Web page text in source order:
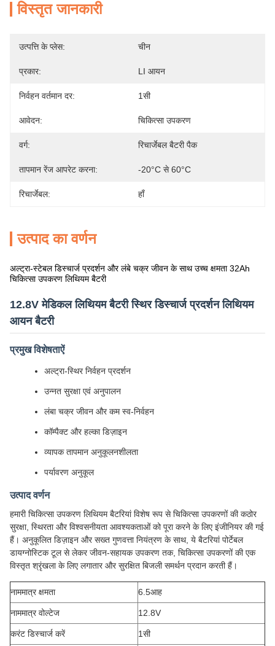
विस्तृत जानकारी
उत्पत्ति के प्लेस: चीन
प्रकार: LI आयन
निर्वहन वर्तमान दर: 1सी
आवेदन: चिकित्सा उपकरण
वर्ग: रिचार्जेबल बैटरी पैक
तापमान रेंज आपरेट करना: -20°C से 60°C
रिचार्जेबल: हाँ
उत्पाद का वर्णन
अल्ट्रा-स्टेबल डिस्चार्ज प्रदर्शन और लंबे चक्र जीवन के साथ उच्च क्षमता 32Ah
चिकित्सा उपकरण लिथियम बैटरी
12.8V मेडिकल लिथियम बैटरी स्थिर डिस्चार्ज प्रदर्शन लिथियम
आयन बैटरी
प्रमुख विशेषताऐं
अल्ट्रा-स्थिर निर्वहन प्रदर्शन
उन्नत सुरक्षा एवं अनुपालन
लंबा चक्र जीवन और कम स्व-निर्वहन
कॉम्पैक्ट और हल्का डिज़ाइन
व्यापक तापमान अनुकूलनशीलता
पर्यावरण अनुकूल
उत्पाद वर्णन
हमारी चिकित्सा उपकरण लिथियम बैटरियां विशेष रूप से चिकित्सा उपकरणों की कठोर
सुरक्षा, स्थिरता और विश्वसनीयता आवश्यकताओं को पूरा करने के लिए इंजीनियर की गई
हैं। अनुकूलित डिज़ाइन और सख्त गुणवत्ता नियंत्रण के साथ, ये बैटरियां पोर्टेबल
डायग्नोस्टिक टूल से लेकर जीवन-सहायक उपकरण तक, चिकित्सा उपकरणों की एक
विस्तृत श्रृंखला के लिए लगातार और सुरक्षित बिजली समर्थन प्रदान करती हैं।
नाममात्र क्षमता 6.5आह
नाममात्र वोल्टेज 12.8V
करंट डिस्चार्ज करें 1सी